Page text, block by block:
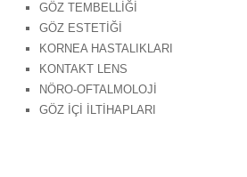
GÖZ TEMBELLİĞİ
GÖZ ESTETİĞİ
KORNEA HASTALIKLARI
KONTAKT LENS
NÖRO-OFTALMOLOJİ
GÖZ İÇİ İLTİHAPLARI